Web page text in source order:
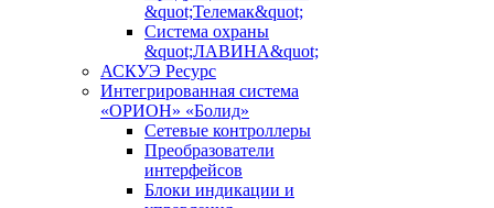
&quot;Телемак&quot;
Система охраны
&quot;ЛАВИНА&quot;
АСКУЭ Ресурс
Интегрированная система
«ОРИОН» «Болид»
Сетевые контроллеры
Преобразователи
интерфейсов
Блоки индикации и